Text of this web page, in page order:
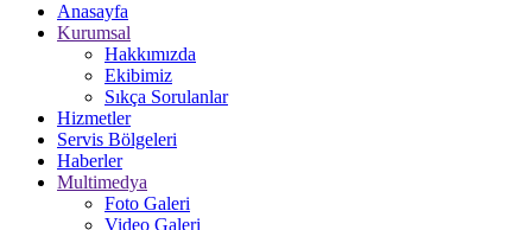
Anasayfa
Kurumsal
Hakkımızda
Ekibimiz
Sıkça Sorulanlar
Hizmetler
Servis Bölgeleri
Haberler
Multimedya
Foto Galeri
Video Galeri